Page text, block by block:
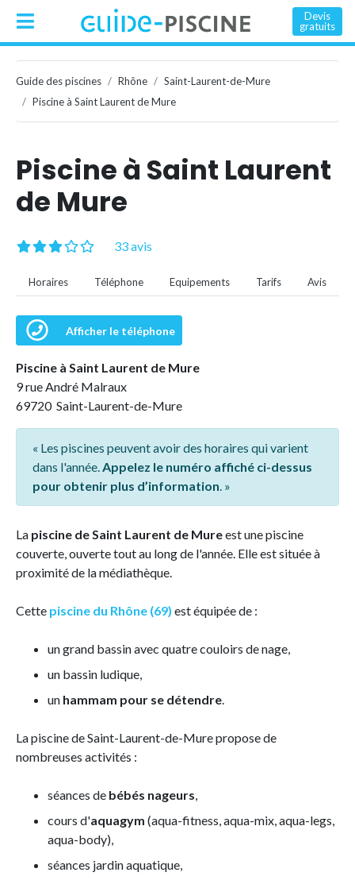
Devis
gratuits
Guide des piscines Rhône
Saint-Laurent-de-Mure
Piscine à Saint Laurent de Mure
Piscine à Saint Laurent
de Mure
33 avis
Horaires Téléphone Equipements Tarifs Avis
Afficher le téléphone
Piscine à Saint Laurent de Mure
9 rue André Malraux
69720 Saint-Laurent-de-Mure
« Les piscines peuvent avoir des horaires qui varient
dans l'année.Appelez le numéro affiché ci-dessus
pour obtenir plus d’information. »
La piscine de Saint Laurent de Mureest une piscine
couverte, ouverte tout au long de l'année. Elle est située à
proximité de la médiathèque.
Cette piscine du Rhône (69) est équipée de :
un grand bassin avec quatre couloirs de nage,
un bassin ludique,
un hammam pour se détendre.
La piscine de Saint-Laurent-de-Mure propose de
nombreuses activités :
séances de bébés nageurs,
cours d'aquagym (aqua-fitness, aqua-mix, aqua-legs,
aqua-body),
séances jardin aquatique,